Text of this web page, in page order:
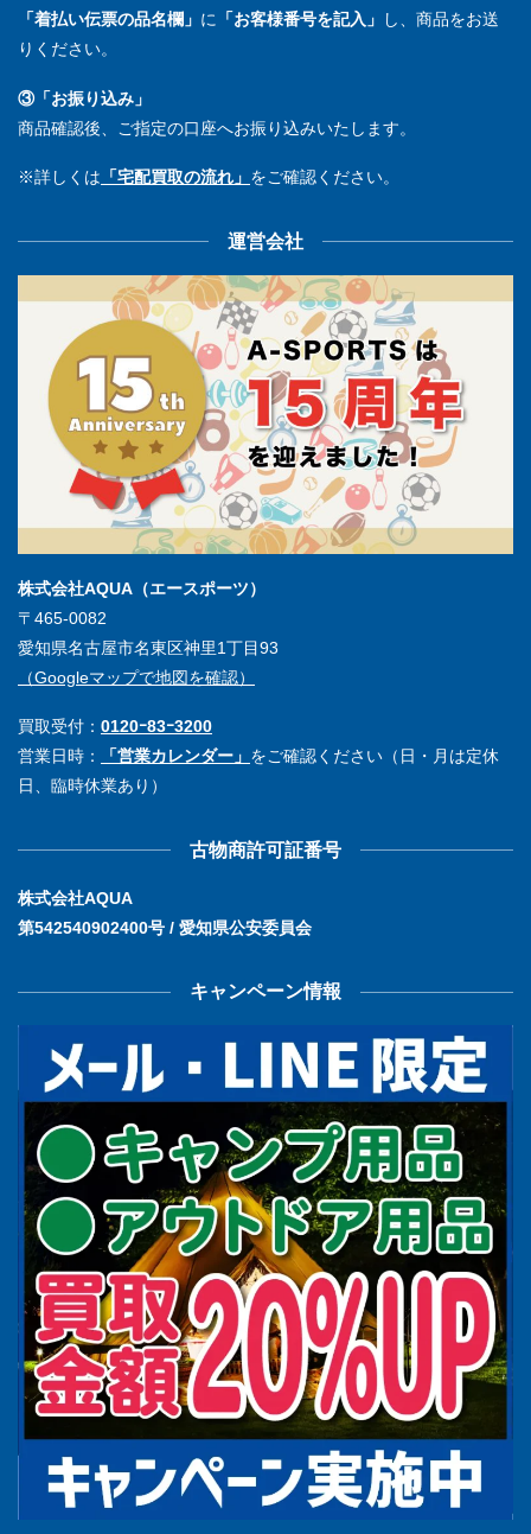
「着払い伝票の品名欄」 に 「お客様番号を記入」
し、商品をお送
りください。
③「お振り込み」
商品確認後、ご指定の口座へお振り込みいたします。
※詳しくは 「宅配買取の流れ」 をご確認ください。
運営会社
株式会社AQUA（エースポーツ）
〒465-0082
愛知県名古屋市名東区神里1丁目93
（Googleマップで地図を確認）
買取受付： 0120ｰ83ｰ3200
営業日時：
「営業カレンダー」 をご確認ください（日・月は定休
日、臨時休業あり）
古物商許可証番号
株式会社AQUA
第542540902400号 / 愛知県公安委員会
キャンペーン情報